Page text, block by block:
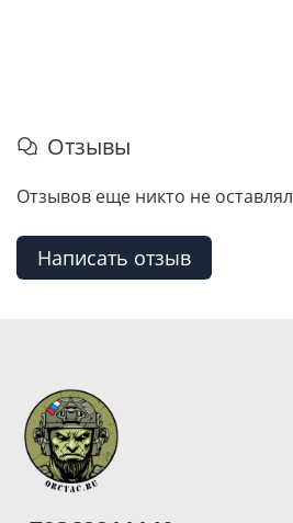
Отзывы
Отзывов еще никто не оставлял
Написать отзыв